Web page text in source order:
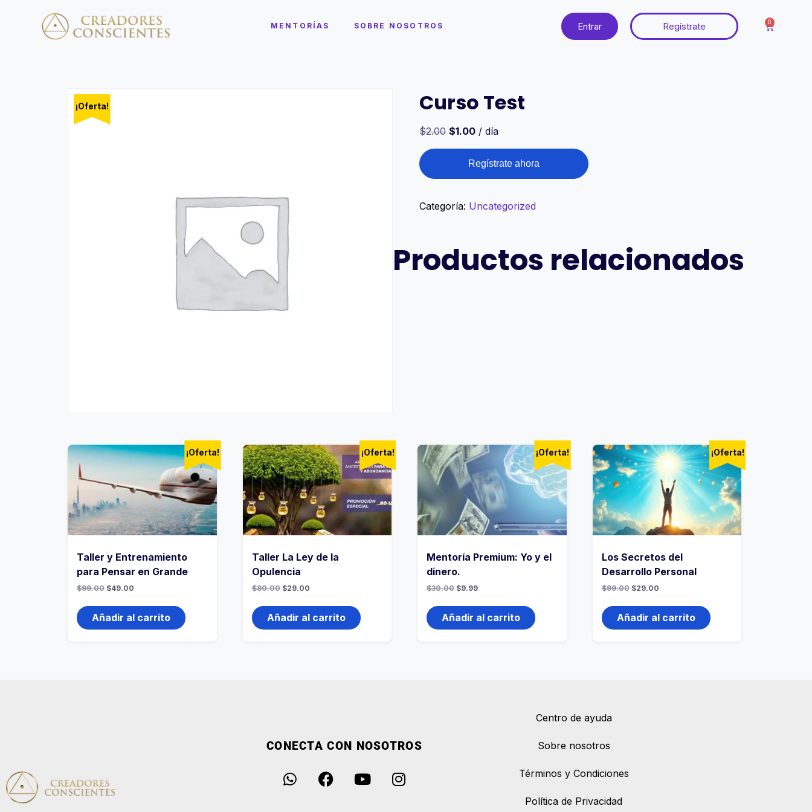
MENTORÍAS SOBRE NOSOTROS Entrar Regístrate 0
¡Oferta! Curso Test
$2.00 $1.00 / día
Regístrate ahora
Categoría: Uncategorized
Productos relacionados
¡Oferta!
Taller y Entrenamiento
para Pensar en Grande
$99.00 $49.00
Añadir al carrito
¡Oferta!
Taller La Ley de la
Opulencia
$80.00 $29.00
Añadir al carrito
¡Oferta!
Mentoría Premium: Yo y el
dinero.
$30.00 $9.99
Añadir al carrito
¡Oferta!
Los Secretos del
Desarrollo Personal
$99.00 $29.00
Añadir al carrito
CONECTA CON NOSOTROS
Centro de ayuda
Sobre nosotros
Términos y Condiciones
Política de Privacidad